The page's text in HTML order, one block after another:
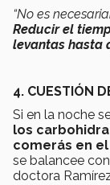
“No es
Reducir el
levantas hasta
4. CUESTIÓN
Si en la noche
los
comerás en
se balancee
doctora